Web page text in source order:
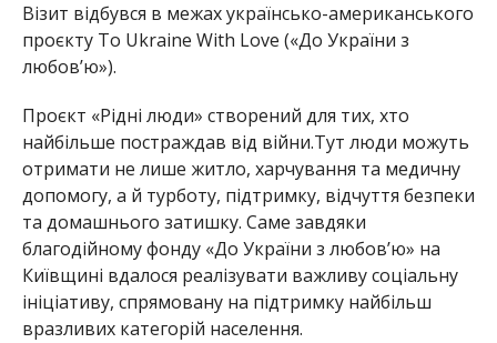
Візит відбувся в межах українсько-американського
проєкту To Ukraine With Love («До України з
любов’ю»).
Проєкт «Рідні люди» створений для тих, хто
найбільше постраждав від війни.Тут люди можуть
отримати не лише житло, харчування та медичну
допомогу, а й турботу, підтримку, відчуття безпеки
та домашнього затишку. Саме завдяки
благодійному фонду «До України з любов’ю» на
Київщині вдалося реалізувати важливу соціальну
ініціативу, спрямовану на підтримку найбільш
вразливих категорій населення.